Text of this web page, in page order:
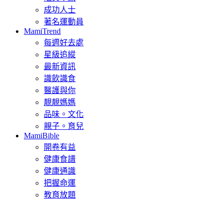
成功人士
著名運動員
MamiTrend
每週好去處
星級追縱
最新資訊
識飲識食
醫護與你
靚靚媽媽
品味。文化
親子。育兒
MamiBible
開卷有益
健康食譜
健康通識
把握命運
教育放題